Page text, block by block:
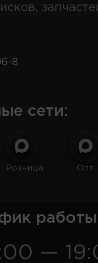
8
сети:
Розница Опт
—